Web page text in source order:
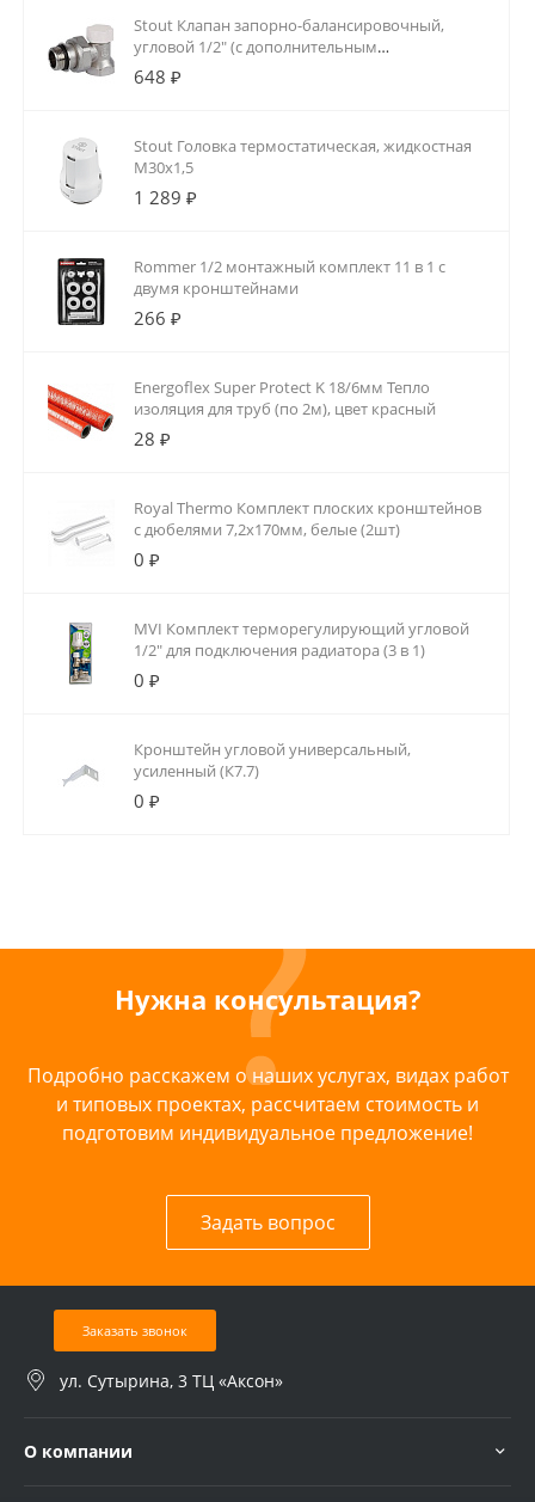
Stout Клапан запорно-балансировочный,
угловой 1/2" (с дополнительным
уплотнением)
648 ₽
Stout Головка термостатическая, жидкостная
M30x1,5
1 289 ₽
Rommer 1/2 монтажный комплект 11 в 1 с
двумя кронштейнами
266 ₽
Energoflex Super Protect K 18/6мм Тепло
изоляция для труб (по 2м), цвет красный
28 ₽
Royal Thermo Комплект плоских кронштейнов
с дюбелями 7,2х170мм, белые (2шт)
0 ₽
MVI Комплект терморегулирующий угловой
1/2" для подключения радиатора (3 в 1)
0 ₽
Кронштейн угловой универсальный,
усиленный (К7.7)
0 ₽
Нужна консультация?
Подробно расскажем о наших услугах, видах работ
и типовых проектах, рассчитаем стоимость и
подготовим индивидуальное предложение!
Задать вопрос
Заказать звонок
ул. Сутырина, 3 ТЦ «Аксон»
О компании